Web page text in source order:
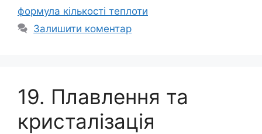
формула кількості теплоти
Залишити коментар
19. Плавлення та
кристалізація